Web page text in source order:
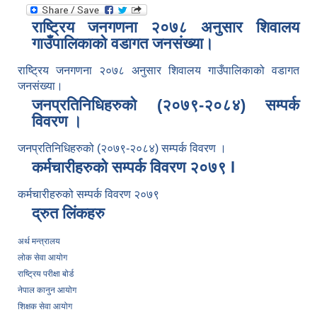
राष्ट्रिय जनगणना २०७८ अनुसार शिवालय
गाउँपालिकाको वडागत जनसंख्या।
राष्ट्रिय जनगणना २०७८ अनुसार शिवालय गाउँपालिकाको वडागत
जनसंख्या।
जनप्रतिनिधिहरुको (२०७९-२०८४) सम्पर्क
विवरण ।
जनप्रतिनिधिहरुको (२०७९-२०८४) सम्पर्क विवरण ।
कर्मचारीहरुको सम्पर्क विवरण २०७९ l
कर्मचारीहरुको सम्पर्क विवरण २०७९
द्रुत लिंकहरु
अर्थ मन्त्रालय
लोक सेवा आयोग
राष्ट्रिय परीक्षा बोर्ड
नेपाल कानुन आयोग
शिक्षक सेवा आयोग